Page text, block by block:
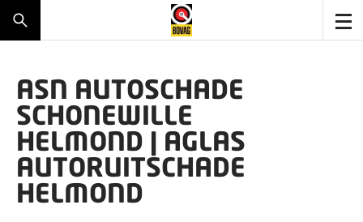
ASN AUTOSCHADE
SCHONEWILLE
HELMOND | AGLAS
AUTORUITSCHADE
HELMOND